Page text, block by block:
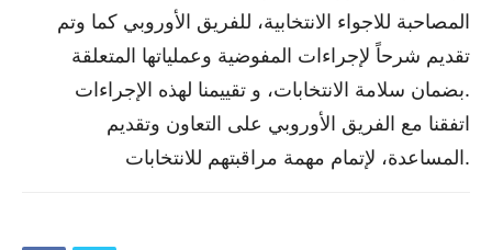
المصاحبة للاجواء الانتخابية، للفريق الأوروبي كما وتم
تقديم شرحاً لإجراءات المفوضية وعملياتها المتعلقة
بضمان سلامة الانتخابات، و تقييمنا لهذه الإجراءات.
اتفقنا مع الفريق الأوروبي على التعاون وتقديم
المساعدة، لإتمام مهمة مراقبتهم للانتخابات.